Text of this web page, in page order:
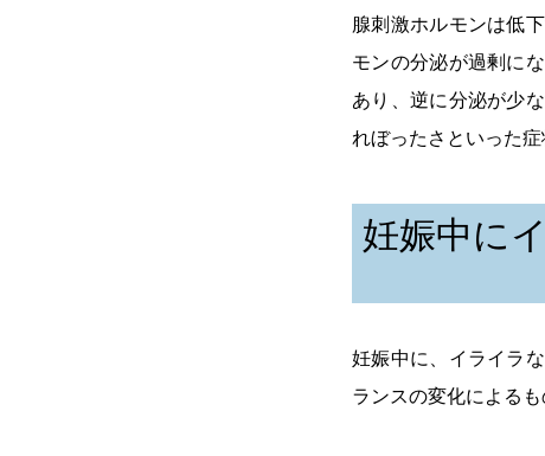
腺刺激ホルモンは低
モンの分泌が過剰に
あり、逆に分泌が少
れぼったさといった症
妊娠中に
妊娠中に、イライラ
ランスの変化による